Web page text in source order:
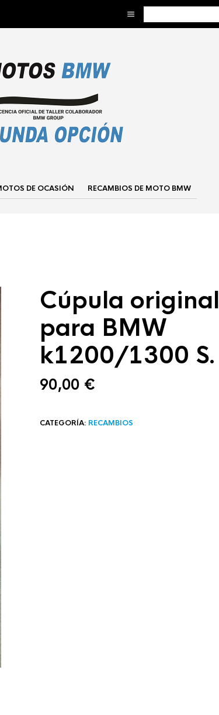
DE OCASIÓN RECAMBIOS DE MOTO BMW
Cúpula original
para BMW
k1200/1300 S.
90,00 €
CATEGORÍA: RECAMBIOS